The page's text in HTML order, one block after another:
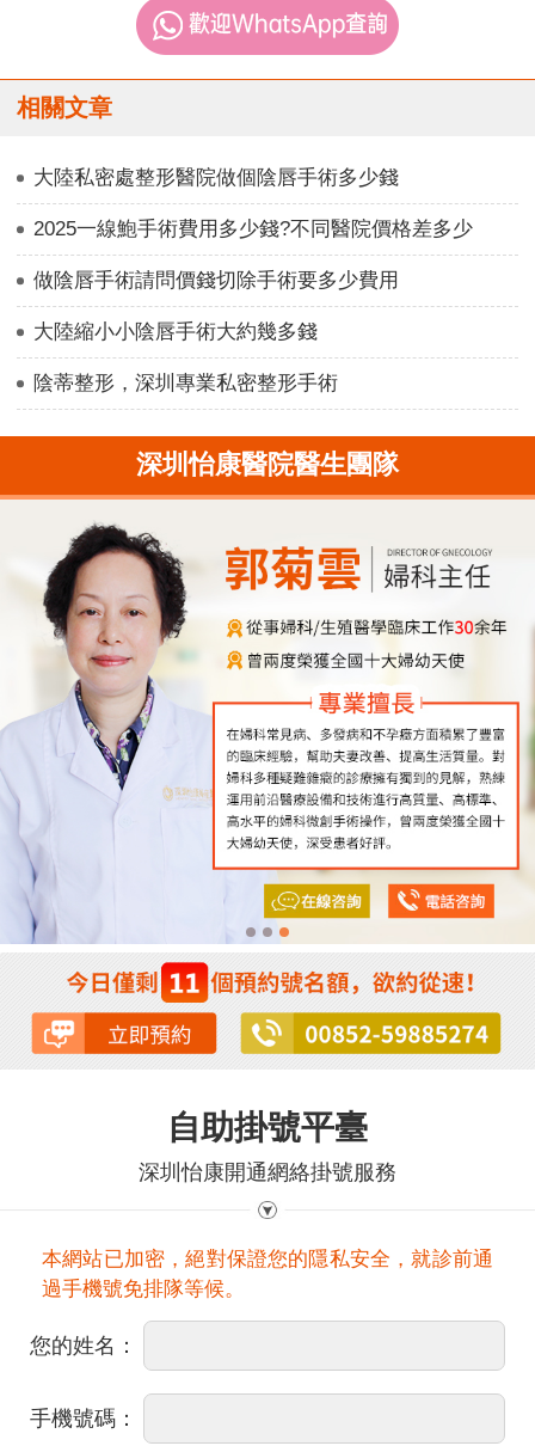
相關文章
大陸私密處整形醫院做個陰唇手術多少錢
2025一線鮑手術費用多少錢?不同醫院價格差多少
做陰唇手術請問價錢切除手術要多少費用
大陸縮小小陰唇手術大約幾多錢
陰蒂整形，深圳專業私密整形手術
深圳怡康醫院醫生團隊
自助掛號平臺
深圳怡康開通網絡掛號服務
本網站已加密，絕對保證您的隱私安全，就診前通
過手機號免排隊等候。
您的姓名：
手機號碼：